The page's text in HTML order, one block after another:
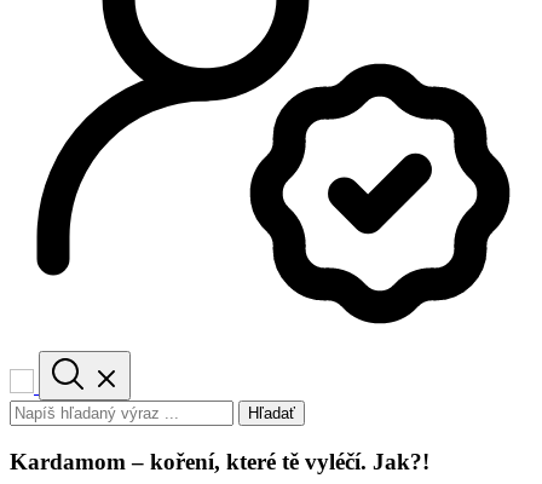
Hľadať
Kardamom – koření, které tě vyléčí. Jak?!